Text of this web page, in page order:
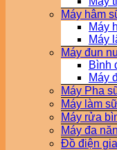
Máy hâm
Máy
Máy
Máy đun
Bình
Máy
Máy Pha
Máy làm
Máy rửa
Máy đa
Đồ điện